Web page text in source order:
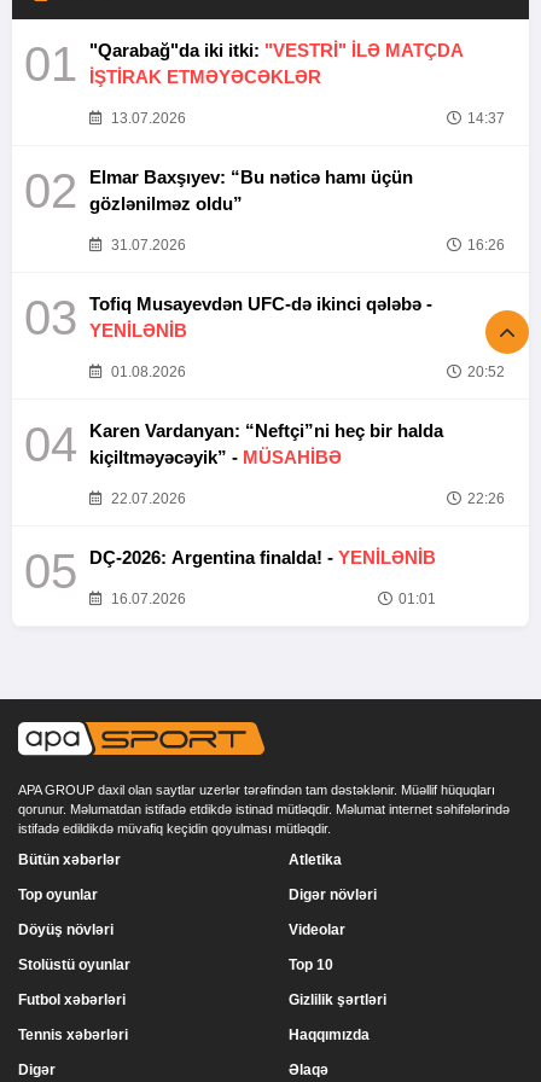
01 "Qarabağ"da iki itki: "VESTRİ" İLƏ MATÇDA
İŞTİRAK ETMƏYƏCƏKLƏR
13.07.2026 14:37
02
Elmar Baxşıyev: “Bu nəticə hamı üçün
gözlənilməz oldu”
31.07.2026 16:26
03
Tofiq Musayevdən UFC-də ikinci qələbə -
YENİLƏNİB
01.08.2026 20:52
04
Karen Vardanyan: “Neftçi”ni heç bir halda
kiçiltməyəcəyik” - MÜSAHİBƏ
22.07.2026 22:26
05 DÇ-2026: Argentina finalda! - YENİLƏNİB
16.07.2026 01:01
APA GROUP daxil olan saytlar uzerlər tərəfindən tam dəstəklənir. Müəllif hüquqları
qorunur. Məlumatdan istifadə etdikdə istinad mütləqdir. Məlumat internet səhifələrində
istifadə edildikdə müvafiq keçidin qoyulması mütləqdir.
Bütün xəbərlər
Top oyunlar
Döyüş növləri
Stolüstü oyunlar
Atletika
Digər növləri
Videolar
Top 10
Futbol xəbərləri
Tennis xəbərləri
Digər
Gizlilik şərtləri
Haqqımızda
Əlaqə